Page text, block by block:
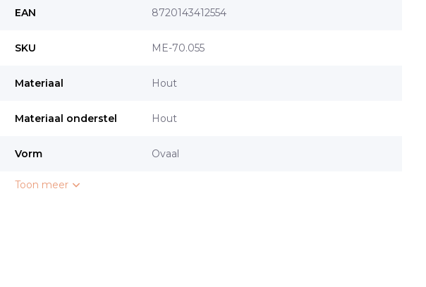
EAN 8720143412554
SKU ME-70.055
Materiaal Hout
Materiaal onderstel Hout
Vorm Ovaal
Toon meer